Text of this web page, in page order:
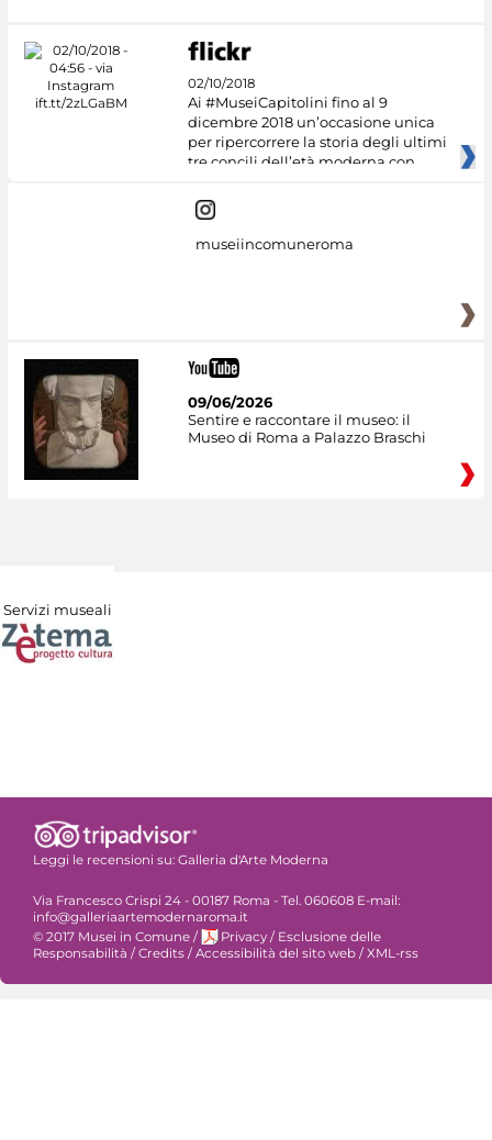
02/10/2018
Ai #MuseiCapitolini fino al 9
dicembre 2018 un’occasione unica
per ripercorrere la storia degli ultimi
tre concili dell’età moderna con
museiincomuneroma
09/06/2026
Sentire e raccontare il museo: il
Museo di Roma a Palazzo Braschi
Servizi museali
Leggi le recensioni su: Galleria d'Arte Moderna
Via Francesco Crispi 24 - 00187 Roma - Tel. 060608 E-mail:
info@galleriaartemodernaroma.it
© 2017 Musei in Comune / Privacy / Esclusione delle
Responsabilità / Credits / Accessibilità del sito web / XML-rss